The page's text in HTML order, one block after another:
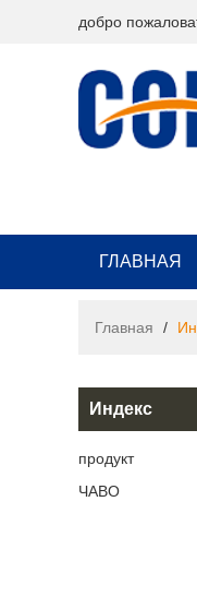
добро
ГЛАВНАЯ
Главная /
Индекс
продукт
ЧАВО